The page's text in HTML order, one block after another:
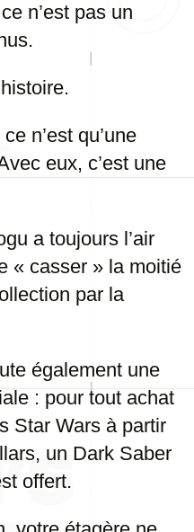
n’est pas un
n’est qu’une
eux, c’est une
a toujours l’air
« casser » la moitié
par la
également une
: pour tout achat
Star Wars à partir
un Dark Saber
offert.